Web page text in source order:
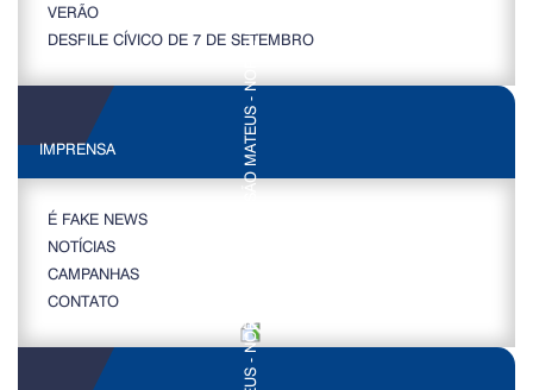
VERÃO
DESFILE CÍVICO DE 7 DE SETEMBRO
IMPRENSA
É FAKE NEWS
NOTÍCIAS
CAMPANHAS
CONTATO